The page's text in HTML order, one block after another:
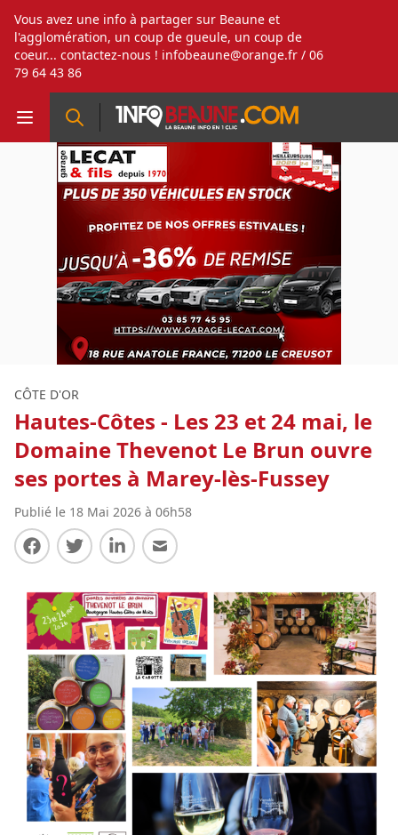
Vous avez une info à partager sur Beaune et
l'agglomération, un coup de gueule, un coup de
coeur... contactez-nous ! infobeaune@orange.fr / 06
79 64 43 86
CÔTE D'OR
Hautes-Côtes - Les 23 et 24 mai, le
Domaine Thevenot Le Brun ouvre
ses portes à Marey-lès-Fussey
Publié le 18 Mai 2026 à 06h58
Partager sur Facebook
Partager sur Twitter
Partager sur LinkedIn
Partager par E-mail